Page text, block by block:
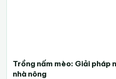
Trồng nấm mèo: Giải pháp
nhà nông